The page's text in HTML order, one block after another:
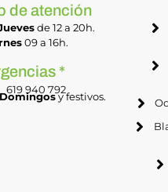
de atención
de 12 a 20h.
09 a 16h.
*
619 940 792
Domingosy festivos.